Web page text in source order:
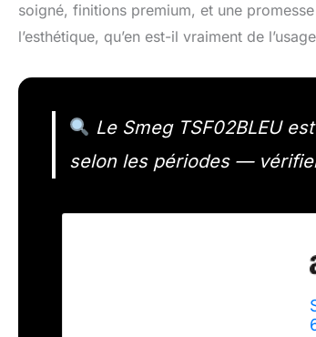
soigné, finitions premium, et une
l’esthétique, qu’en est-il vraiment de
Le Smeg TSF02BLEU
selon les périodes —